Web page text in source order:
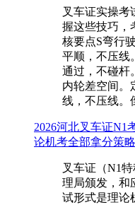
叉车证实操考
握这些技巧，
核要点S弯行
平顺，不压线
通过，不碰杆
内轮差空间。
线，不压线。
2026河北叉车证N1
论机考全部拿分策略
叉车证（N1
理局颁发，和
试形式是理论